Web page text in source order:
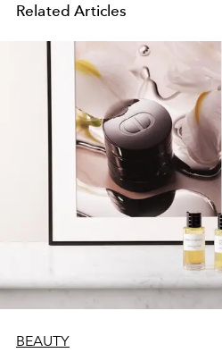
Related Articles
BEAUTY